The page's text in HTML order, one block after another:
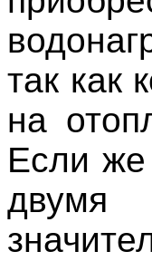
так как
на
Если же
двумя